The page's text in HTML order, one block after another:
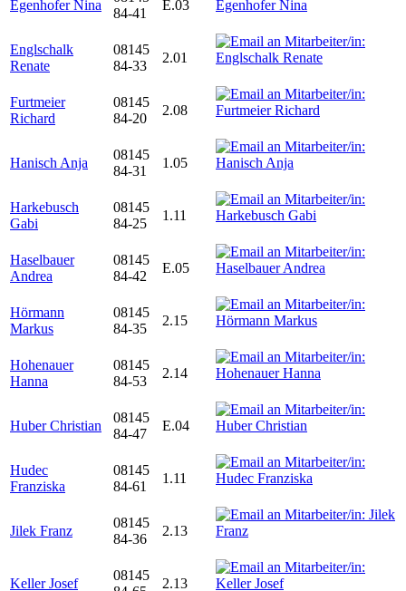
Egenhofer Nina
84-41
E.03
Englschalk
Renate
08145
84-33
2.01
Furtmeier
Richard
08145
84-20
2.08
Hanisch Anja
08145
84-31
1.05
Harkebusch
Gabi
08145
84-25
1.11
Haselbauer
Andrea
08145
84-42
E.05
Hörmann
Markus
08145
84-35
2.15
Hohenauer
Hanna
08145
84-53
2.14
Huber Christian
08145
84-47
E.04
Hudec
Franziska
08145
84-61
1.11
Jilek Franz
08145
84-36
2.13
Keller Josef
08145
2.13